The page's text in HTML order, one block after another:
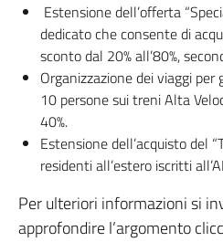
Estensione dell’offerta
dedicato che consente di
sconto dal 20% all’80%,
Organizzazione dei viaggi
10 persone sui treni Alta
40%.
Estensione dell’acquisto del
residenti all’estero iscritti
Per ulteriori informazioni si
approfondire l’argomento